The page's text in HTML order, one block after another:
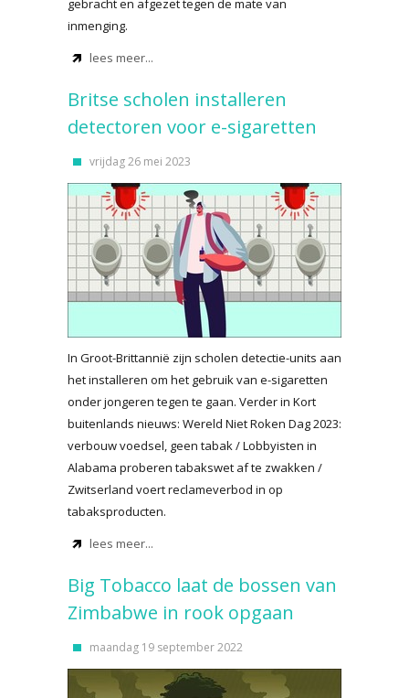
gebracht en afgezet tegen de mate van
inmenging.
lees meer...
Britse scholen installeren
detectoren voor e-sigaretten
vrijdag 26 mei 2023
In Groot-Brittannië zijn scholen detectie-units aan
het installeren om het gebruik van e-sigaretten
onder jongeren tegen te gaan. Verder in Kort
buitenlands nieuws: Wereld Niet Roken Dag 2023:
verbouw voedsel, geen tabak / Lobbyisten in
Alabama proberen tabakswet af te zwakken /
Zwitserland voert reclameverbod in op
tabaksproducten.
lees meer...
Big Tobacco laat de bossen van
Zimbabwe in rook opgaan
maandag 19 september 2022